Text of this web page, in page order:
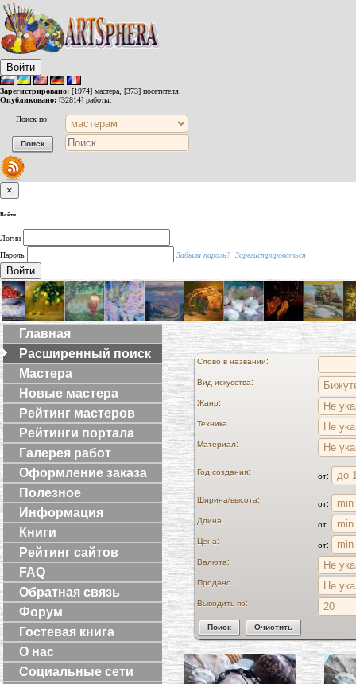
Войти
Зарегистрировано: [1974] мастера, [373] посетителя.
Опубликовано: [32814] работы.
Поиск по:
×
Войти
Логин
Пароль
Забыли пароль? Зарегистрироваться
Войти
Главная
Расширенный поиск
Мастера
Новые мастера
Рейтинг мастеров
Рейтинги портала
Галерея работ
Оформление заказа
Полезное
Информация
Книги
Рейтинг сайтов
FAQ
Обратная связь
Форум
Гостевая книга
О нас
Социальные сети
Слово в названии:
Вид искусства:
Жанр:
Техника:
Материал:
Год создания: от:
Ширина/высота:
от:
Длина:
от:
Цена:
от:
Валюта:
Продано:
Выводить по: